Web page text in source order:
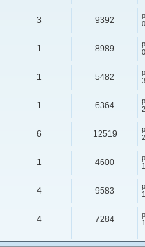
3 9392
1 8989
1 5482
1 6364
6 12519
1 4600
4 9583
4 7284